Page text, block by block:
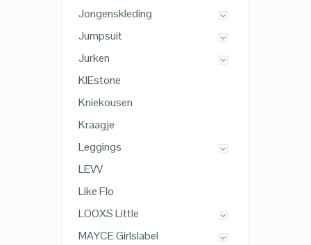
Jongenskleding
Jumpsuit
Jurken
KIEstone
Kniekousen
Kraagje
Leggings
LEVV
Like Flo
LOOXS Little
MAYCE Girlslabel